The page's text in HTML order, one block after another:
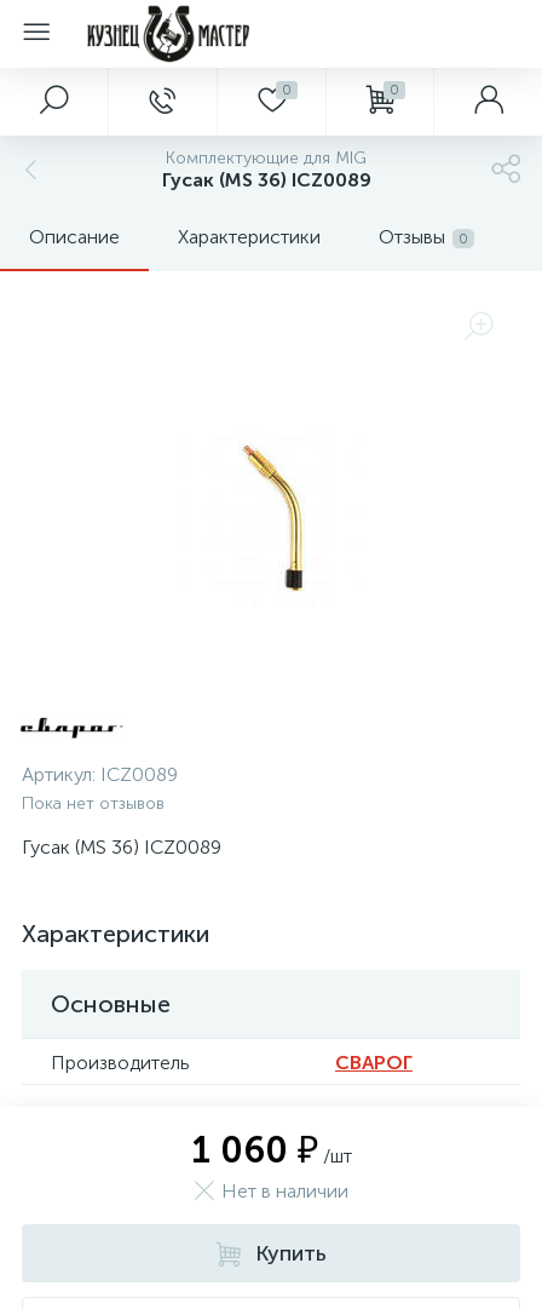
0 0
Комплектующие для MIG
Гусак (MS 36) ICZ0089
Описание Характеристики Отзывы 0
Артикул: ICZ0089
Пока нет отзывов
Гусак (MS 36) ICZ0089
Характеристики
Основные
Производитель СВАРОГ
1 060 ₽ /шт
Нет в наличии
Купить